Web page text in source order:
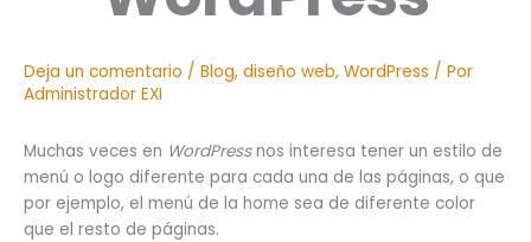
Deja un comentario / Blog, diseño web, WordPress / Por
Administrador EXI
Muchas veces en WordPressnos interesa tener un estilo de
menú o logo diferente para cada una de las páginas, o que
por ejemplo, el menú de la home sea de diferente color
que el resto de páginas.